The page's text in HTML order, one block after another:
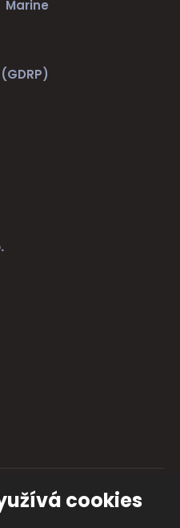
cookies
Marine
s.r.o.